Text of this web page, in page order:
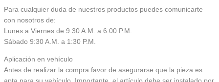
Para cualquier duda de nuestros productos puedes comunicarte
con nosotros de:
Lunes a Viernes de 9:30 A.M. a 6:00 P.M.
Sábado 9:30 A.M. a 1:30 P.M.
Aplicación en vehículo
Antes de realizar la compra favor de asegurarse que la pieza es